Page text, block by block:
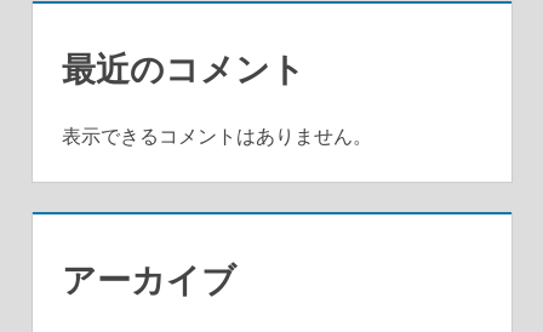
最近のコメント
表示できるコメントはありません。
アーカイブ